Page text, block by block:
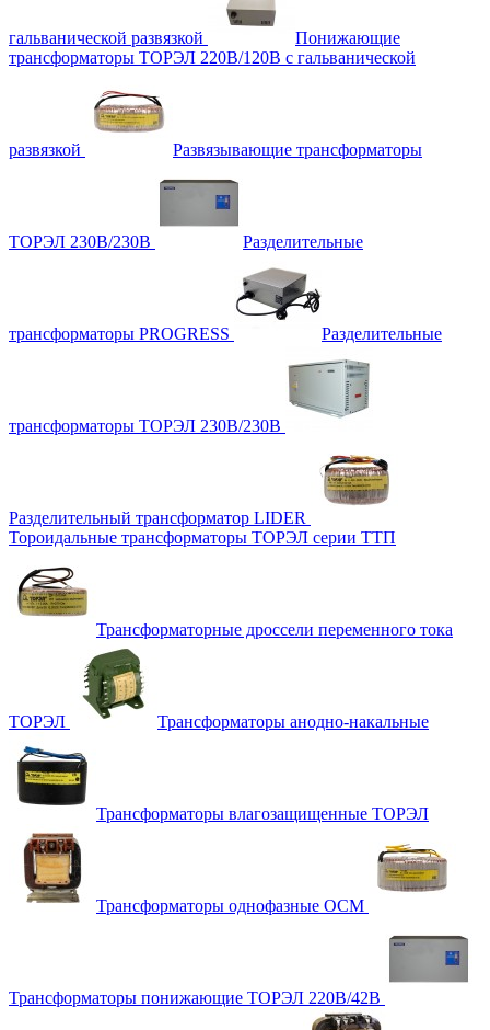
гальванической развязкой
Понижающие
трансформаторы ТОРЭЛ 220В/120В с гальванической
развязкой Развязывающие трансформаторы
ТОРЭЛ 230В/230В Разделительные
трансформаторы PROGRESS Разделительные
трансформаторы ТОРЭЛ 230В/230В
Разделительный трансформатор LIDER
Тороидальные трансформаторы ТОРЭЛ серии ТТП
Трансформаторные дроссели переменного тока
ТОРЭЛ Трансформаторы анодно-накальные
Трансформаторы влагозащищенные ТОРЭЛ
Трансформаторы однофазные ОСМ
Трансформаторы понижающие ТОРЭЛ 220В/42В